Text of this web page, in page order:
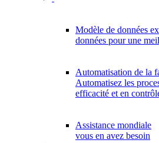
Modèle de données
données pour une
Automatisation de la
Automatisez les
efficacité et en
Assistance mondiale
vous en avez besoin